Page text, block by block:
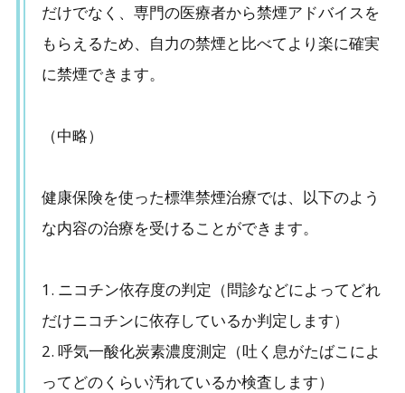
る選択
8. 「一人では難しい」と感じたら、禁煙外来や補助
制度を活用しよう
10.
あかぐりの感想：誰もが健康で長く生きるため
10-1. ひとり一人の健康が、国を強くする
ていいのです！
だけでなく、専門の医療者から禁煙アドバイスを
もらえるため、自力の禁煙と比べてより楽に確実
に禁煙できます。
（中略）
健康保険を使った標準禁煙治療では、以下のよう
な内容の治療を受けることができます。
1. ニコチン依存度の判定（問診などによってどれ
だけニコチンに依存しているか判定します）
2. 呼気一酸化炭素濃度測定（吐く息がたばこによ
ってどのくらい汚れているか検査します）